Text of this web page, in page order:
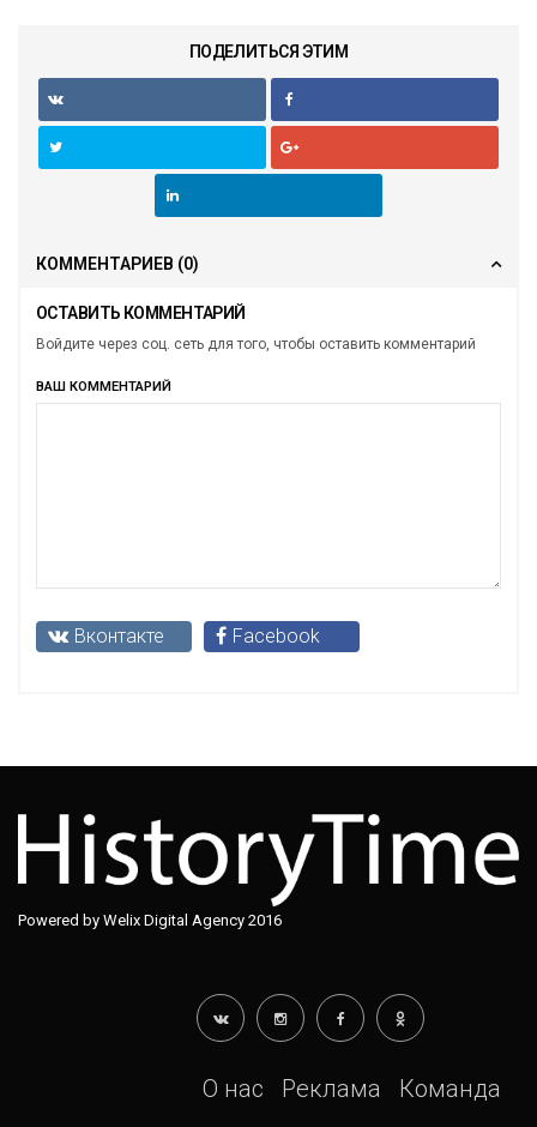
ПОДЕЛИТЬСЯ ЭТИМ
КОММЕНТАРИЕВ (0)
ОСТАВИТЬ КОММЕНТАРИЙ
Войдите через соц. сеть для того, чтобы оставить комментарий
ВАШ КОММЕНТАРИЙ
Вконтакте Facebook
Powered by Welix Digital Agency 2016
О нас Реклама Команда